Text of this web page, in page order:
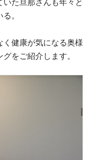
た旦那さんも年々と
。
健康が気になる奥様
をご紹介します。